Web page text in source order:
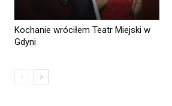
Kochanie wróciłem Teatr Miejski w
Gdyni